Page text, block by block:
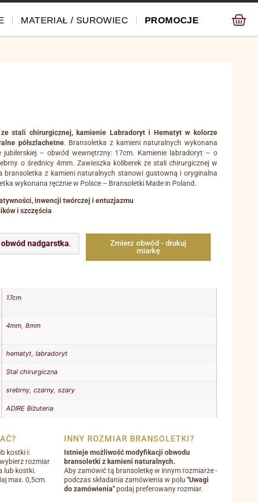
MATERIAŁ / SUROWIEC PROMOCJE
stali chirurgicznej, kamienie Labradoryt i Hematyt w kolorze
półszlachetne. Bransoletka z kamieni naturalnych wykonana
jubilerskiej – obwód wewnętrzny: 17cm. Kamienie labradoryt – o
o średnicy 4mm. Zawieszka koliberek ze stali chirurgicznej w
bransoletka z kamieni naturalnych stanowi gustowną i oryginalna
wykonana ręcznie w Polsce – Bransoletki Made in Poland.
inwencji twórczej i entuzjazmu
i szczęścia
obwód nadgarstka.
Zmierz obwód - drukuj
miarkę
17cm
4mm,8mm
hematyt,labradoryt
Stal chirurgiczna
srebrny,czarny,szary
ADIRE Biżuteria
kostki i:
rozmiar
lub kostki.
max. 0,5cm.
INNY ROZMIAR BRANSOLETKI?
Istnieje możliwość modyfikacji obwodu
bransoletki z kamieni naturalnych.
Aby zamówić tą bransoletkę w innym rozmiarze -
podczas składania zamówienia w polu "Uwagi
do zamówienia"podaj preferowany rozmiar.